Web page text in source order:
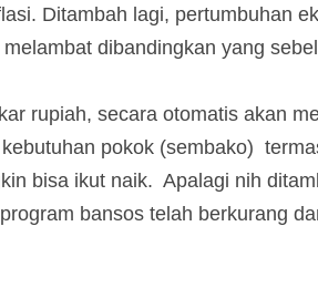
Ditambah lagi, pertumbuhan
melambat dibandingkan yang
rupiah, secara otomatis akan
pokok (sembako)
bisa ikut naik. Apalagi nih
bansos telah berkurang